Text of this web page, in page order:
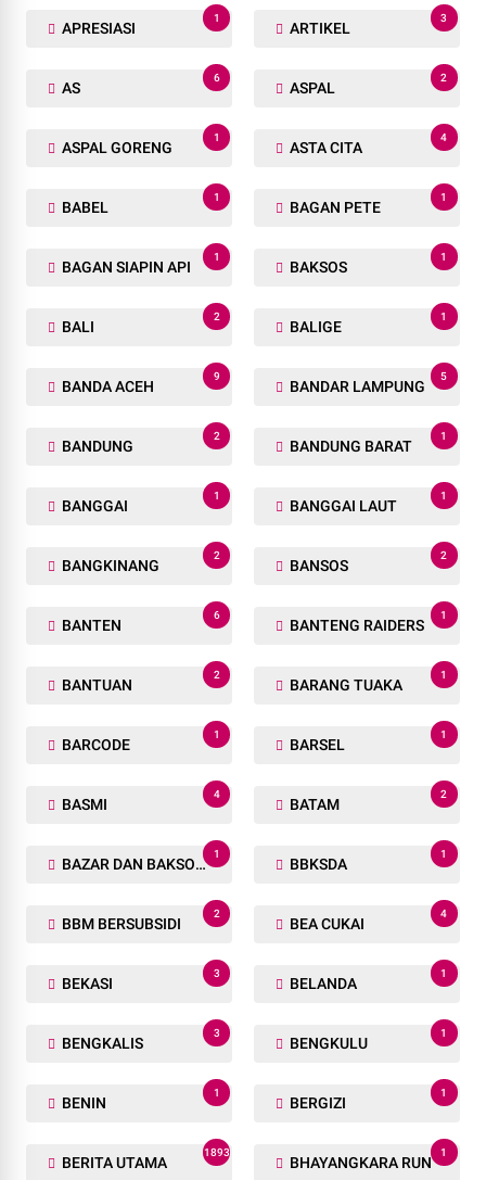
APRESIASI
1
ARTIKEL
3
AS
6
ASPAL
2
ASPAL GORENG
1
ASTA CITA
4
BABEL
1
BAGAN PETE
1
BAGAN SIAPIN API
1
BAKSOS
1
BALI
2
BALIGE
1
BANDA ACEH
9
BANDAR LAMPUNG
5
BANDUNG
2
BANDUNG BARAT
1
BANGGAI
1
BANGGAI LAUT
1
BANGKINANG
2
BANSOS
2
BANTEN
6
BANTENG RAIDERS
1
BANTUAN
2
BARANG TUAKA
1
BARCODE
1
BARSEL
1
BASMI
4
BATAM
2
BAZAR DAN BAKSOS RAMADHAN
1
BBKSDA
1
BBM BERSUBSIDI
2
BEA CUKAI
4
BEKASI
3
BELANDA
1
BENGKALIS
3
BENGKULU
1
BENIN
1
BERGIZI
1
BERITA UTAMA
1893
BHAYANGKARA RUN
1